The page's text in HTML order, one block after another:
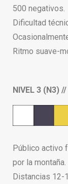
500 negativos.
Dificultad
Ritmo suave-
NIVEL 3 (N3)
Público activo
por la montaña.
Distancias 12-